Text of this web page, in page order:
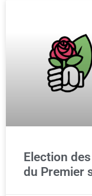
Election
du Premier